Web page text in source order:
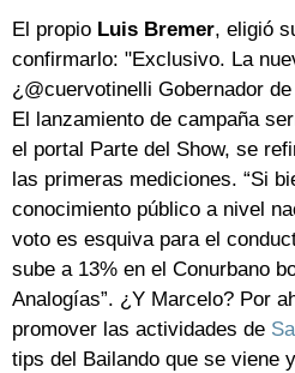
El propio Luis Bremer, eligió
confirmarlo: "Exclusivo. La
¿@cuervotinelli Gobernador
El lanzamiento de campaña
el portal Parte del Show, se
las primeras mediciones. “Si
conocimiento público a nivel
voto es esquiva para el
sube a 13% en el Conurbano
Analogías”. ¿Y Marcelo? Por
promover las actividades de
tips del Bailando que se viene